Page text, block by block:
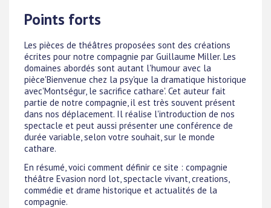
Points forts
Les pièces de théâtres proposées sont des créations
écrites pour notre compagnie par Guillaume Miller. Les
domaines abordés sont autant l'humour avec la
pièce'Bienvenue chez la psy'que la dramatique historique
avec'Montségur, le sacrifice cathare'. Cet auteur fait
partie de notre compagnie, il est très souvent présent
dans nos déplacement. Il réalise l'introduction de nos
spectacle et peut aussi présenter une conférence de
durée variable, selon votre souhait, sur le monde
cathare.
En résumé, voici comment définir ce site : compagnie
théâtre Evasion nord lot, spectacle vivant, creations,
commédie et drame historique et actualités de la
compagnie.